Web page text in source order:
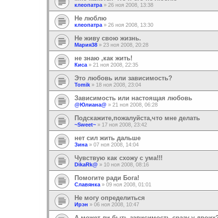
клеопатра » 26 ноя 2008, 13:38
Не люблю
клеопатра » 26 ноя 2008, 13:30
Не живу свою жизнь.
Мария38 » 23 ноя 2008, 20:28
не знаю ,как жить!
Киса » 21 ноя 2008, 22:35
Это любовь или зависимость?
Tomik » 18 ноя 2008, 23:04
Зависимость или настоящая любовь
@Юлиана@ » 21 ноя 2008, 06:28
Подскажите,пожалуйста,что мне делать
~Sweet~ » 17 ноя 2008, 23:42
нет сил жить дальше
Зина » 07 ноя 2008, 14:04
Чувствую как схожу с ума!!!
DikaRk@ » 10 ноя 2008, 08:16
Помогите ради Бога!
Славянка » 09 ноя 2008, 01:01
Не могу определиться
Ирэн » 06 ноя 2008, 10:47